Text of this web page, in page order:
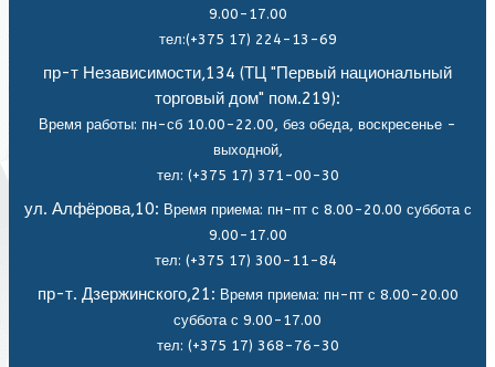
9.00-17.00
тел:(+375 17) 224-13-69
пр-т Независимости,134 (ТЦ "Первый национальный
торговый дом" пом.219):
Время работы: пн-сб 10.00-22.00, без обеда, воскресенье -
выходной,
тел: (+375 17) 371-00-30
ул. Алфёрова,10: Время приема: пн-пт с 8.00-20.00 суббота с
9.00-17.00
тел: (+375 17) 300-11-84
пр-т. Дзержинского,21: Время приема: пн-пт с 8.00-20.00
суббота с 9.00-17.00
тел: (+375 17) 368-76-30